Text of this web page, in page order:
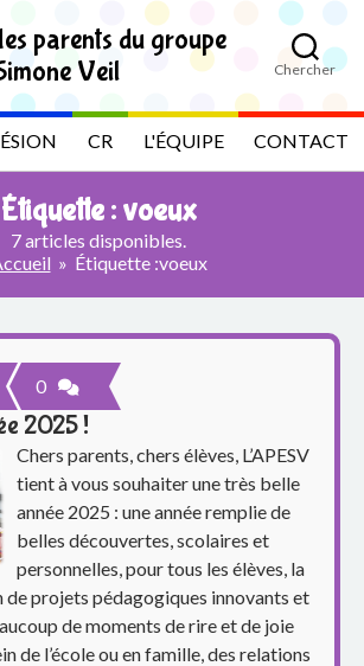
parents du groupe
Veil
Chercher
CR L'ÉQUIPE CONTACT
Étiquette : voeux
7 articles disponibles.
» Étiquette :voeux
0
2025 !
Chers parents, chers élèves, L’APESV
tient à vous souhaiter une très belle
année 2025 : une année remplie de
belles découvertes, scolaires et
personnelles, pour tous les élèves, la
projets pédagogiques innovants et
de moments de rire et de joie
de l’école ou en famille, des relations